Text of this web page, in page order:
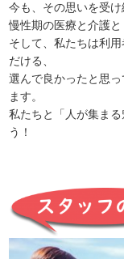
今も、その思いを受
慢性期の医療と介護と
そして、私たちは利
だける、
選んで良かったと思
ます。
私たちと「人が集ま
う！